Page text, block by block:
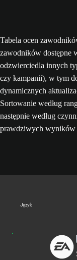
Tabela ocen
zawodników dostępne
odzwierciedla innych
czy kampanii), w tym
dynamicznych
Sortowanie według
następnie według
prawdziwych wyników
Język